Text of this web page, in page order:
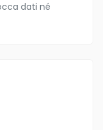
dati né